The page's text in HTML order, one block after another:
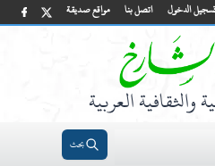
مواقع صديقة اتصل بنا الدخول
والثقافية العربية
بحث